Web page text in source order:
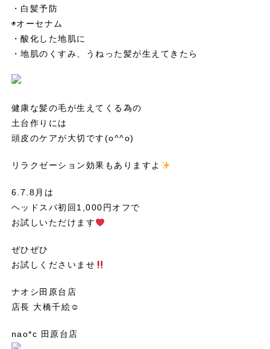
・白髪予防
◉オーセナム
・酸化した地肌に
・地肌のくすみ、うねった髪が生えてきたら
健康な髪の毛が生えてくる為の
土台作りには
頭皮のケアが大切です(o^^o)
リラクゼーション効果もありますよ
6.7.8月は
ヘッドスパ初回1,000円オフで
お試しいただけます
ぜひぜひ
お試しくださいませ
ナオシ田原台店
店長 大橋千絵☺︎
nao*c 田原台店